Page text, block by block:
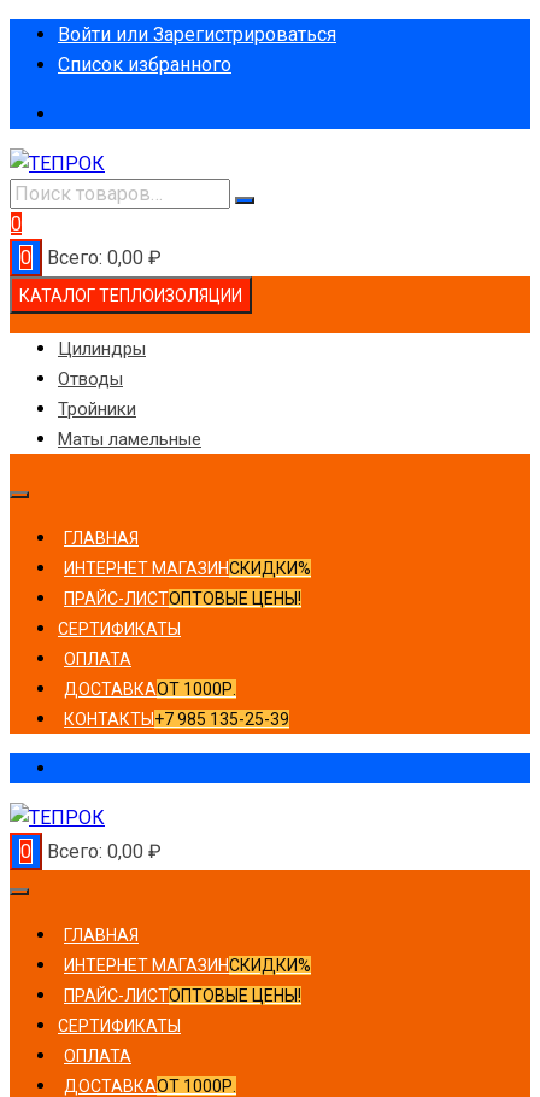
ПерейтиВойти или Зарегистрироваться
Список избранного
0
0
Всего: 0,00 ₽
КАТАЛОГ ТЕПЛОИЗОЛЯЦИИ
Цилиндры
Отводы
Тройники
Маты ламельные
ГЛАВНАЯ
ИНТЕРНЕТ МАГАЗИНСКИДКИ%
ПРАЙС-ЛИСТОПТОВЫЕ ЦЕНЫ!
СЕРТИФИКАТЫ
ОПЛАТА
ДОСТАВКАОТ 1000Р.
КОНТАКТЫ +7 985 135-25-39
0 Всего: 0,00 ₽
ГЛАВНАЯ
ИНТЕРНЕТ МАГАЗИНСКИДКИ%
ПРАЙС-ЛИСТОПТОВЫЕ ЦЕНЫ!
СЕРТИФИКАТЫ
ОПЛАТА
ДОСТАВКАОТ 1000Р.